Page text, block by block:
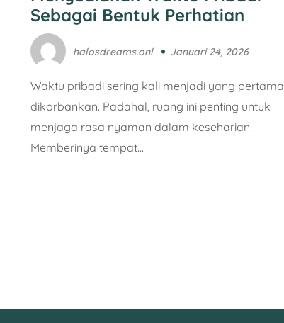
Sebagai Bentuk Perhatian
halosdreams.onl Januari 24, 2026
Waktu pribadi sering kali menjadi yang pertama
dikorbankan. Padahal, ruang ini penting untuk
menjaga rasa nyaman dalam keseharian.
Memberinya tempat…